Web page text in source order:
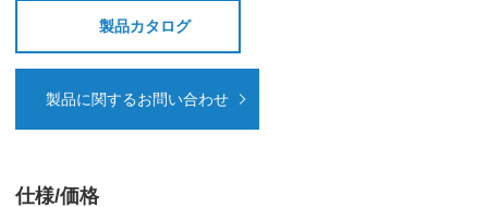
製品カタログ
製品に関するお問い合わせ
仕様/価格